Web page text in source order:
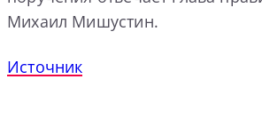
Михаил Мишустин.
Источник